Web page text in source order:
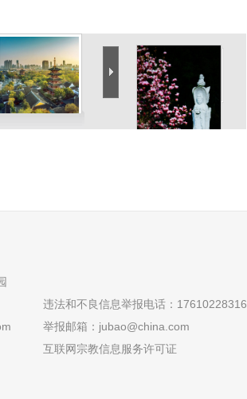
违法和不良信息举报电话：17610228316
举报邮箱： jubao@china.com
互联网宗教信息服务许可证